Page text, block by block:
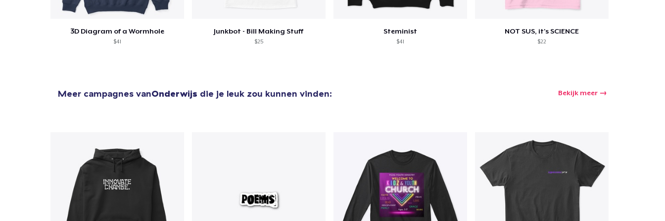
3D Diagram of a Wormhole
$41
Junkbot - Bill Making Stuff
$25
Steminist
$41
NOT SUS, it's SCIENCE
$22
Meer campagnes vanOnderwijs die je leuk zou kunnen vinden: Bekijk meer